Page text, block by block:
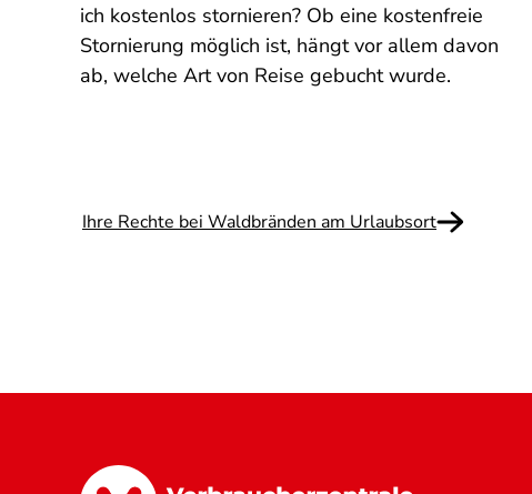
ich kostenlos stornieren? Ob eine kostenfreie
Stornierung möglich ist, hängt vor allem davon
ab, welche Art von Reise gebucht wurde.
Ihre Rechte bei Waldbränden am Urlaubsort